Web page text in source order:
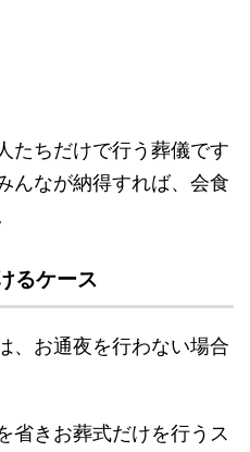
たちだけで行う葬儀です
んなが納得すれば、会食
るケース
、お通夜を行わない場合
省きお葬式だけを行うス